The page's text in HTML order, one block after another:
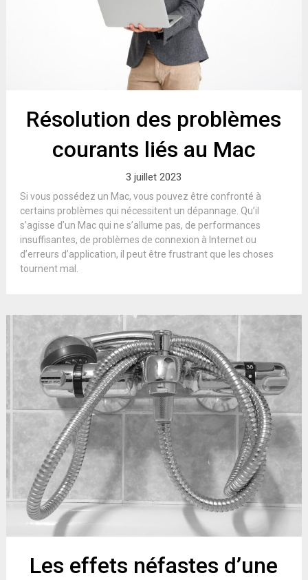
Résolution des problèmes
courants liés au Mac
3 juillet 2023
Si vous possédez un Mac, vous pouvez être confronté à
certains problèmes qui nécessitent un dépannage. Qu’il
s’agisse d’un Mac qui ne s’allume pas, de performances
insuffisantes, de problèmes de connexion à Internet ou
d’erreurs d’application, il peut être frustrant que les choses
tournent mal.
Les effets néfastes d’une